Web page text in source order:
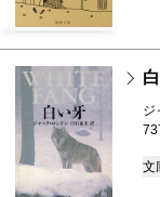
ジ
文